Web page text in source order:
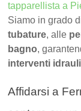
tapparellista a
Siamo in grado
tubature, alle
bagno,
interventi
Affidarsi a